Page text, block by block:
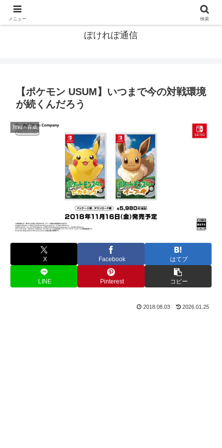
ぽけれぽ通信
【ポケモン USUM】いつまで今の対戦環境
が続くんだろう
対戦・育成
X Facebook はてブ
LINE Pinterest コピー
2018.08.03 2026.01.25
メニュー 検索